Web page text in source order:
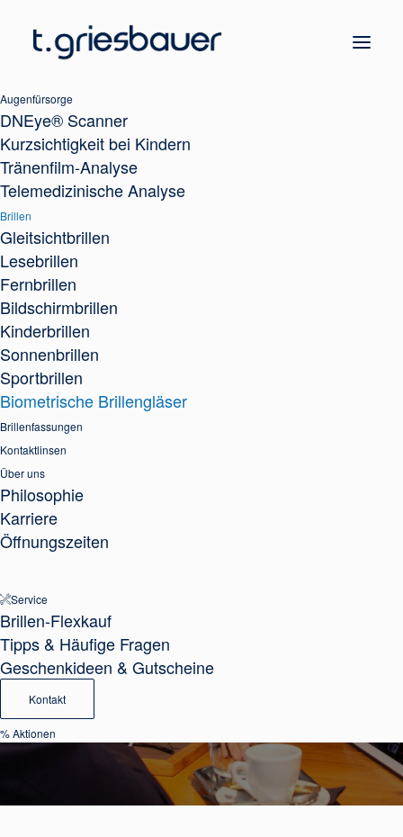
Augenfürsorge
DNEye® Scanner
Kurzsichtigkeit bei Kindern
Tränenfilm-Analyse
Telemedizinische Analyse
Brillen
Gleitsichtbrillen
Lesebrillen
Fernbrillen
Bildschirmbrillen
Kinderbrillen
Sonnenbrillen
Sportbrillen
Biometrische Brillengläser
Brillenfassungen
Kontaktlinsen
Über uns
Philosophie
Karriere
Öffnungszeiten
Service
Brillen-Flexkauf
Tipps & Häufige Fragen
Geschenkideen & Gutscheine
Kontakt
% Aktionen
Mehr Details